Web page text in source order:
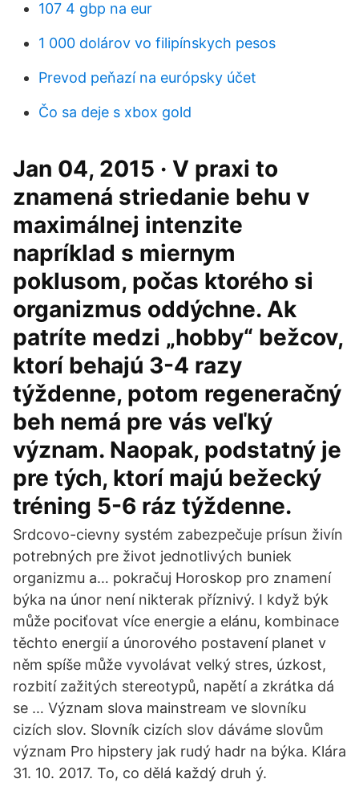
107 4 gbp na eur
1 000 dolárov vo filipínskych pesos
Prevod peňazí na európsky účet
Čo sa deje s xbox gold
Jan 04, 2015 · V praxi to
znamená striedanie behu v
maximálnej intenzite
napríklad s miernym
poklusom, počas ktorého si
organizmus oddýchne. Ak
patríte medzi „hobby“ bežcov,
ktorí behajú 3-4 razy
týždenne, potom regeneračný
beh nemá pre vás veľký
význam. Naopak, podstatný je
pre tých, ktorí majú bežecký
tréning 5-6 ráz týždenne.
Srdcovo-cievny systém zabezpečuje prísun živín
potrebných pre život jednotlivých buniek
organizmu a… pokračuj Horoskop pro znamení
býka na únor není nikterak příznivý. I když býk
může pociťovat více energie a elánu, kombinace
těchto energií a únorového postavení planet v
něm spíše může vyvolávat velký stres, úzkost,
rozbití zažitých stereotypů, napětí a zkrátka dá
se … Význam slova mainstream ve slovníku
cizích slov. Slovník cizích slov dáváme slovům
význam Pro hipstery jak rudý hadr na býka. Klára
31. 10. 2017. To, co dělá každý druh ý.